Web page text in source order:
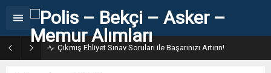
Çıkmış Ehliyet Sınav Soruları ile Başarınızı Artırın!